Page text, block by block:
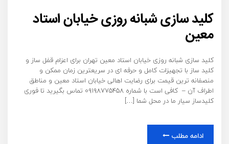
کلید سازی شبانه روزی خیابان استاد
معین
کلید سازی شبانه روزی خیابان استاد معین تهران برای اعزام قفل ساز و
کلید ساز با تجهیزات کامل و حرفه ای در سریعترین زمان ممکن و
منصفانه ترین قیمت برای رضایت اهالی خیابان استاد معین و مناطق
اطراف آن – کافی است با شماره ۰۹۱۹۸۷۷۵۴۵۸ تماس بگیرید تا فوری
کلیدساز سیار ما در محل شما […]
ادامه مطلب